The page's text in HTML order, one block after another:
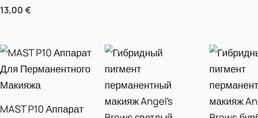
13,00 €
MAST P10 Аппарат